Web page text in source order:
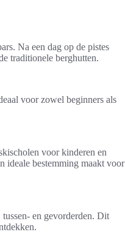
Na een dag op de pistes
traditionele berghutten.
voor zowel beginners als
voor kinderen en
ideale bestemming maakt voor
en gevorderden. Dit